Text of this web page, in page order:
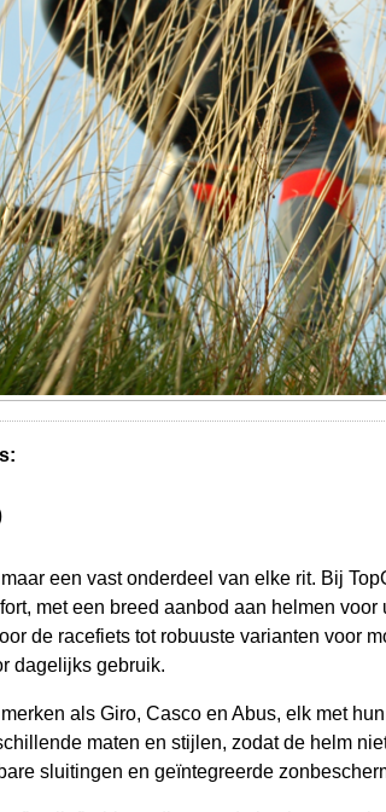
een vast onderdeel van elke rit. Bij
met een breed aanbod aan helmen voor
de racefiets tot robuuste varianten voor
dagelijks gebruik.
als Giro, Casco en Abus, elk met
maten en stijlen, zodat de helm
sluitingen en geïntegreerde